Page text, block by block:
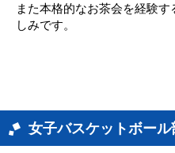
また本格的なお茶会を経験
しみです。
女子バスケットボー